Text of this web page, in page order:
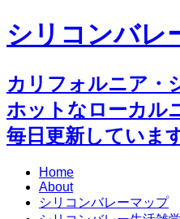
シリコンバレ
カリフォルニア・
ホットなローカル
毎日更新しています
Home
About
シリコンバレーマップ